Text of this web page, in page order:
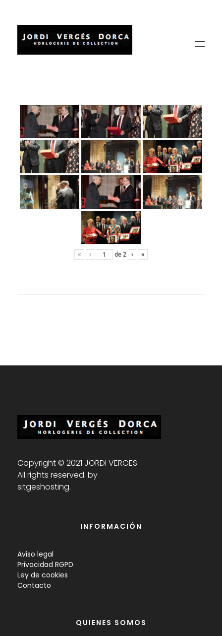
« ‹ de 2 › »
Copyright © 2021 JORDI VERGES
All rights reserved. by
sitgeshosting.
INFORMACIÓN
Aviso legal
Privacidad RGPD
Ley de cookies
Contacto
QUIENES SOMOS